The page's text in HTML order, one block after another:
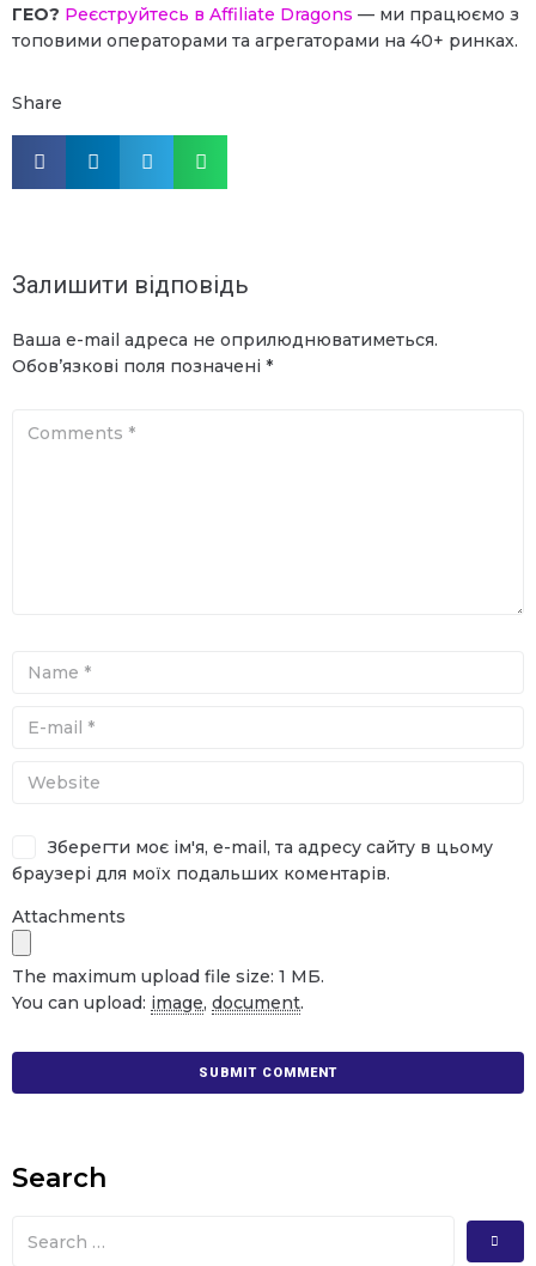
ГЕО? Реєструйтесь в Affiliate Dragons — ми працюємо з
топовими операторами та агрегаторами на 40+ ринках.
Share
Залишити відповідь
Ваша e-mail адреса не оприлюднюватиметься.
Обов’язкові поля позначені *
Зберегти моє ім'я, e-mail, та адресу сайту в цьому
браузері для моїх подальших коментарів.
Attachments
The maximum upload file size: 1 МБ.
You can upload: image, document.
Search